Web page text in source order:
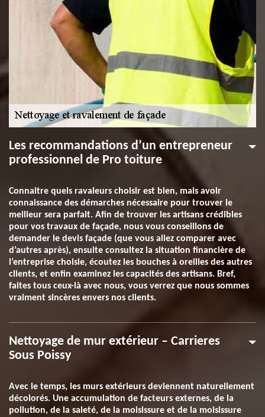
Les recommandations d’un entrepreneur
professionnel de Pro toiture
Connaitre quels ravaleurs choisir est bien, mais avoir
connaissance des démarches nécessaire pour trouver le
meilleur sera parfait. Afin de trouver les artisans crédibles
pour vos travaux de façade, nous vous conseillons de
demander le devis façade (que vous allez comparer avec
d’autres après), ensuite consultez la situation financière de
l’entreprise choisie, écoutez les bouches à oreilles des autres
clients, et enfin examinez les capacités des artisans. Bref,
faites tous ceux-là avec nous, vous verrez que nous sommes
vraiment sincères envers nos clients.
Nettoyage de mur extérieur – Carrieres
Sous Poissy
Avec le temps, les murs extérieurs deviennent naturellement
décolorés. Une accumulation de facteurs externes, de la
pollution, de la saleté, de la moisissure et de la moisissure